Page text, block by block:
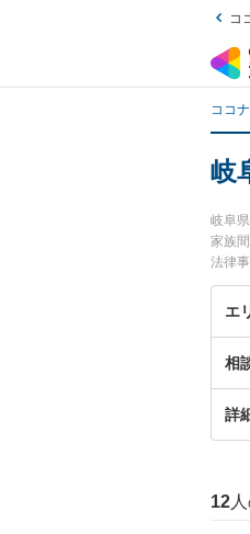
コ
ココ
岐
岐阜
家族
法律
間に
談で
エ
相
詳
12